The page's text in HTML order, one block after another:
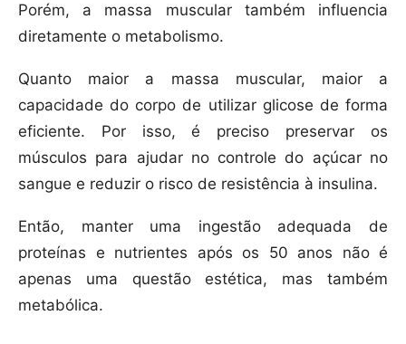
Porém, a massa muscular também influencia
diretamente o metabolismo.
Quanto maior a massa muscular, maior a
capacidade do corpo de utilizar glicose de forma
eficiente. Por isso, é preciso preservar os
músculos para ajudar no controle do açúcar no
sangue e reduzir o risco de resistência à insulina.
Então, manter uma ingestão adequada de
proteínas e nutrientes após os 50 anos não é
apenas uma questão estética, mas também
metabólica.